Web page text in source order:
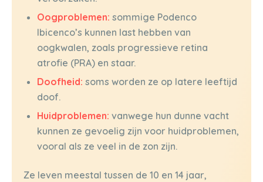
Oogproblemen: sommige Podenco
Ibicenco’s kunnen last hebben van
oogkwalen, zoals progressieve retina
atrofie (PRA) en staar.
Doofheid: soms worden ze op latere leeftijd
doof.
Huidproblemen: vanwege hun dunne vacht
kunnen ze gevoelig zijn voor huidproblemen,
vooral als ze veel in de zon zijn.
Ze leven meestal tussen de 10 en 14 jaar,